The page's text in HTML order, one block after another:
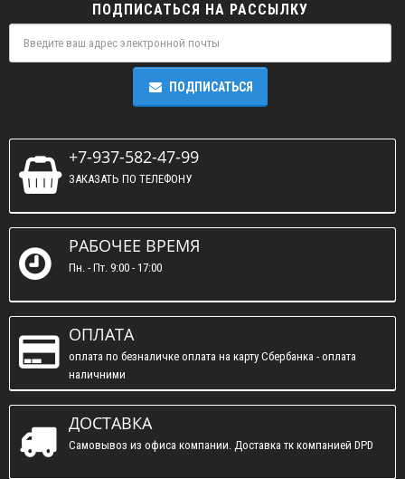
ПОДПИСАТЬСЯ НА РАССЫЛКУ
ПОДПИСАТЬСЯ
+7-937-582-47-99
ЗАКАЗАТЬ ПО ТЕЛЕФОНУ
РАБОЧЕЕ ВРЕМЯ
Пн. - Пт. 9:00 - 17:00
ОПЛАТА
оплата по безналичке оплата на карту Сбербанка - оплата
наличними
ДОСТАВКА
Самовывоз из офиса компании. Доставка тк компанией DPD